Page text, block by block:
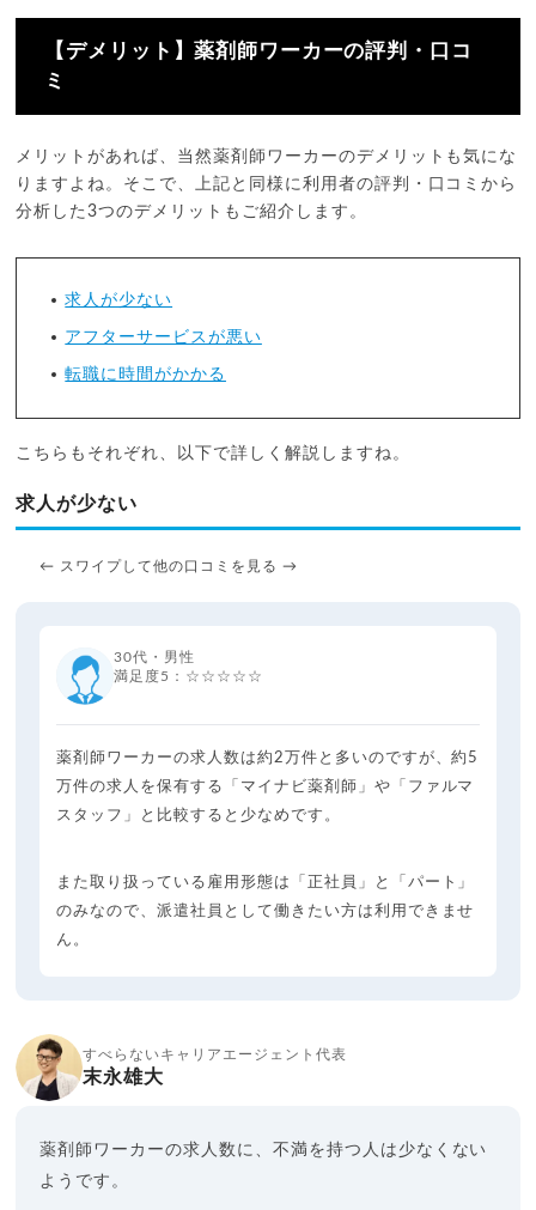
【デメリット】薬剤師ワーカーの評判・口コ
ミ
メリットがあれば、当然薬剤師ワーカーのデメリットも気にな
りますよね。そこで、上記と同様に利用者の評判・口コミから
分析した3つのデメリットもご紹介します。
求人が少ない
アフターサービスが悪い
転職に時間がかかる
こちらもそれぞれ、以下で詳しく解説しますね。
求人が少ない
← スワイプして他の口コミを見る →
30代・男性
満足度5：☆☆☆☆☆
薬剤師ワーカーの求人数は約2万件と多いのですが、約5
万件の求人を保有する「マイナビ薬剤師」や「ファルマ
スタッフ」と比較すると少なめです。
また取り扱っている雇用形態は「正社員」と「パート」
のみなので、派遣社員として働きたい方は利用できませ
ん。
すべらないキャリアエージェント代表
末永雄大
薬剤師ワーカーの求人数に、不満を持つ人は少なくない
ようです。